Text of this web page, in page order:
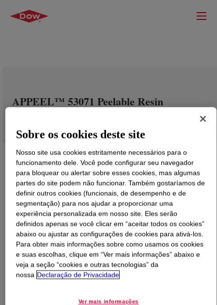
APPEEL™ 53071 Peelable Resin
O que éAPPEEL™ 53071 Peelable Resin?
A modified ethylene vinyl acetate copolymer resin
designed to function as a sealing layer for lidding
peelable seals to polypropylene, and moderate seals to
Sobre os cookies deste site
Nosso site usa cookies estritamente necessários para o
funcionamento dele. Você pode configurar seu navegador
para bloquear ou alertar sobre esses cookies, mas algumas
partes do site podem não funcionar. Também gostaríamos de
definir outros cookies (funcionais, de desempenho e de
segmentação) para nos ajudar a proporcionar uma
experiência personalizada em nosso site. Eles serão
definidos apenas se você clicar em “aceitar todos os cookies”
abaixo ou ajustar as configurações de cookies para ativá-los.
Para obter mais informações sobre como usamos os cookies
e suas escolhas, clique em “Ver mais informações” abaixo e
veja a seção “cookies e outras tecnologias” da
nossa Declaração de Privacidade
Ver mais informações